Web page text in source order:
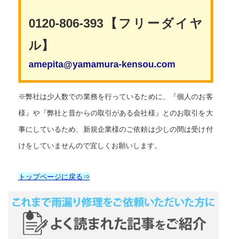
0120-806-393【フリーダイヤ
ル】
amepita@yamamura-kensou.com
※弊社は少人数での業務を行っているために、『個人のお客
様』や『弊社と昔からの取引がある会社様』とのお取引を大
事にしているため、新規企業様のご依頼は少しの間は受け付
けをしていませんので宜しくお願いします。
トップページに戻る⇒